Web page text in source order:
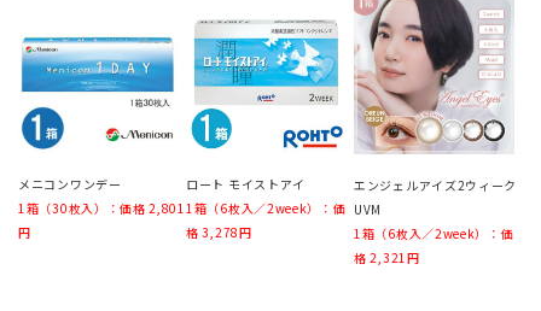
メニコンワンデー
1箱（30枚入）：価格 2,801
円
ロート モイストアイ
1箱（6枚入／2week）：価
格 3,278円
エンジェルアイズ2ウィーク
UVM
1箱（6枚入／2week）：価
格 2,321円